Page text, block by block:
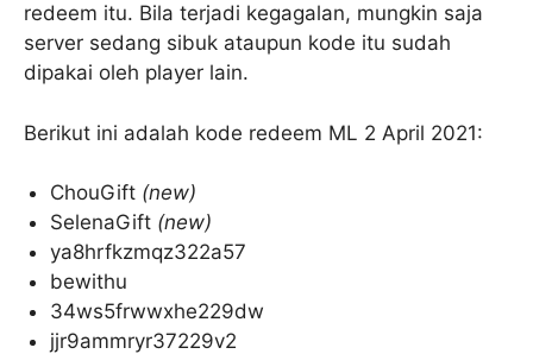
redeem itu. Bila terjadi kegagalan, mungkin saja
server sedang sibuk ataupun kode itu sudah
dipakai oleh player lain.
Berikut ini adalah kode redeem ML 2 April 2021:
ChouGift (new)
SelenaGift (new)
ya8hrfkzmqz322a57
bewithu
34ws5frwwxhe229dw
jjr9ammryr37229v2